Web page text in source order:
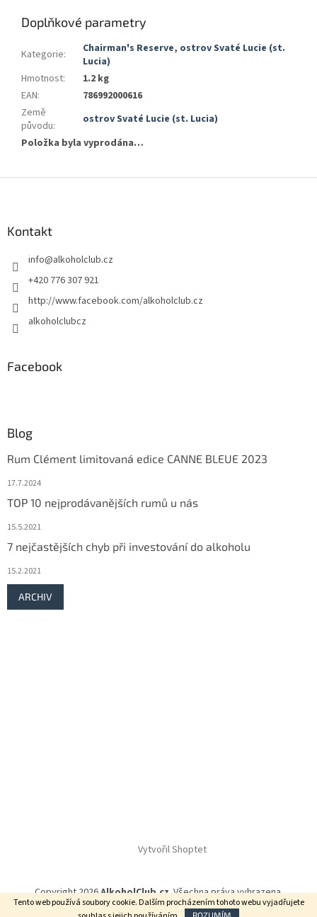
Tento web používá soubory cookie. Dalším procházením tohoto webu vyjadřujete
ROZUMÍM
Doplňkové parametry
Kategorie: Chairman's Reserve, ostrov Svaté Lucie (st.
Lucia)
Hmotnost:
1.2 kg
EAN:
786992000616
Země
původu:
ostrov Svaté Lucie (st. Lucia)
Položka byla vyprodána…
Kontakt
info@alkoholclub.cz
+420 776 307 921
http://www.facebook.com/alkoholclub.cz
alkoholclubcz
Facebook
Blog
Rum Clément limitovaná edice CANNE BLEUE 2023
17.7.2024
TOP 10 nejprodávanějších rumů u nás
15.5.2021
7 nejčastějších chyb při investování do alkoholu
15.2.2021
ARCHIV
Vytvořil Shoptet
Copyright 2026AlkoholClub.cz. Všechna práva vyhrazena.